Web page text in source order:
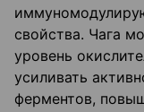
свойства. Чага
уровень
усиливать
ферментов,